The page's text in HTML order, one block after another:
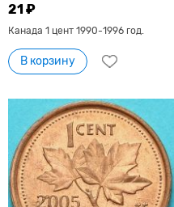
21 ₽
Канада 1 цент 1990-1996 год.
В корзину